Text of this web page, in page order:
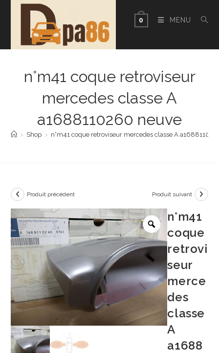
0 MENU
n°m41 coque retroviseur
mercedes classe A
a1688110260 neuve
> Shop > n°m41 coque retroviseur mercedes classe A
Produit précédent Produit suivant
n°m41
coque
retrovi
seur
merce
des
classe
A
a1688